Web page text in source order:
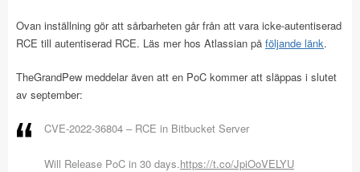
Ovan inställning gör att sårbarheten går från att vara icke-autentiserad
RCE till autentiserad RCE. Läs mer hos Atlassian på följande länk.
TheGrandPew meddelar även att en PoC kommer att släppas i slutet
av september:
CVE-2022-36804 – RCE in Bitbucket Server
Will Release PoC in 30 days.https://t.co/JpiOoVELYU